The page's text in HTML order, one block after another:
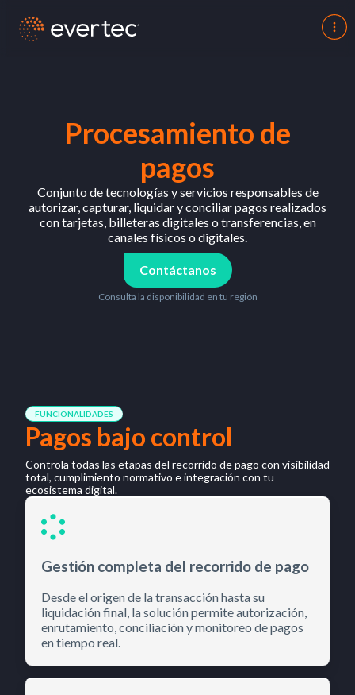
Procesamiento de
pagos
Conjunto detecnologías yservicios responsables de
autorizar, capturar, liquidar y conciliar pagos realizados
contarjetas, billeteras digitales o transferencias,en
canales físicos o digitales.
Contáctanos
Consulta la disponibilidad en tu región
FUNCIONALIDADES
Pagos bajo control
Controla todas las etapas del recorrido de pago con visibilidad
total, cumplimiento normativo e integración con tu
ecosistema digital.
Gestión completa del recorrido de pago
Desde el origen de la transacción hasta su
liquidación final, la solución permite autorización,
enrutamiento, conciliación y monitoreo de pagos
en tiempo real.